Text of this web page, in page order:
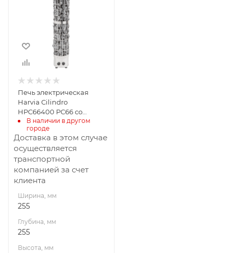
Глубина, мм
1340
Материал
Нержавеющая
сталь
Масса камней, кг
75
Габариты В*Ш*Г мм
1340x255x255
Мощность, кВт
6
Печь электрическая
Harvia Cilindro
HPC66400 РC66 со
встроенным пультом
В наличии в другом
городе
Доставка в этом случае
осуществляется
транспортной
компанией за счет
клиента
Ширина, мм
255
Глубина, мм
255
Высота, мм